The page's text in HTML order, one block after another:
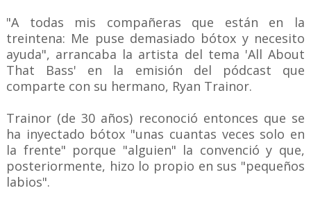
"A todas mis compañeras que están en la
treintena: Me puse demasiado bótox y necesito
ayuda", arrancaba la artista del tema 'All About
That Bass' en la emisión del pódcast que
comparte con su hermano, Ryan Trainor.
Trainor (de 30 años) reconoció entonces que se
ha inyectado bótox "unas cuantas veces solo en
la frente" porque "alguien" la convenció y que,
posteriormente, hizo lo propio en sus "pequeños
labios".